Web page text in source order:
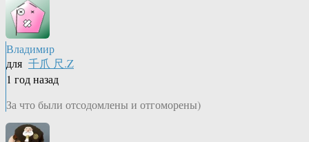
Владимир
для 千爪 尺.Z
1 год назад
За что были отсодомлены и отгоморены)